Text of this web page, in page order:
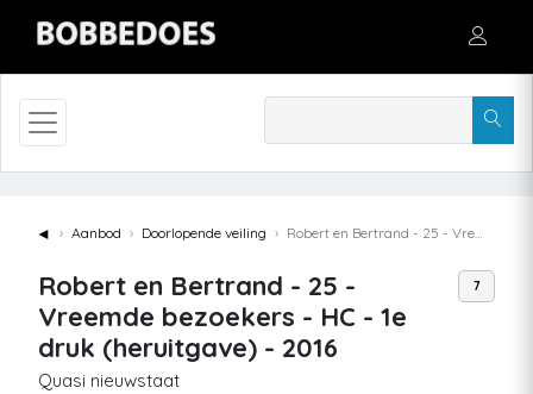
◄ Aanbod Doorlopende veiling Robert en Bertrand - 25 - Vreemde bezoekers - HC - 1e druk (heruitgave) - 2016
Robert en Bertrand - 25 -
Vreemde bezoekers - HC - 1e
druk (heruitgave) - 2016
Quasi nieuwstaat
7